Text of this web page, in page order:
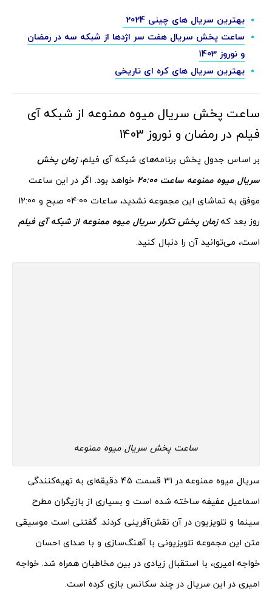
بهترین سریال های چینی 2024
ساعت پخش سریال هفت سر اژدها از شبکه سه در رمضان
و نوروز 1403
بهترین سریال های کره ای تاریخی
ساعت پخش سریال میوه ممنوعه از شبکه آی
فیلم در رمضان و نوروز 1403
بر اساس جدول پخش برنامه‌های شبکه آی فیلم، زمان پخش
سریال میوه ممنوعه ساعت 20:00 خواهد بود. اگر در این ساعت
موفق به تماشای این مجموعه نشدید، ساعات 04:00 صبح و 12:00
روز بعد کهزمان پخش تکرار سریال میوه ممنوعه از شبکه آی فیلم
است، می‌توانید آن را دنبال کنید.
ساعت پخش سریال میوه ممنوعه
سریال میوه ممنوعه در 31 قسمت 45 دقیقه‌ای به تهیه‌کنندگی
اسماعیل عفیفه ساخته شده است و بسیاری از بازیگران مطرح
سینما و تلویزیون در آن نقش‌آفرینی کردند. گفتنی است موسیقی
متن این مجموعه تلویزیونی با آهنگ‌سازی و با صدای احسان
خواجه امیری، با استقبال زیادی در بین مخاطبان همراه شد. خواجه
امیری در این سریال در چند سکانس بازی کرده‌ است.